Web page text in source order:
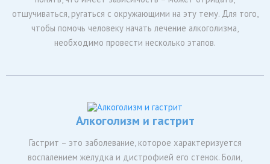
отшучиваться, ругаться с окружающими на эту тему. Для того,
чтобы помочь человеку начать лечение алкоголизма,
необходимо провести несколько этапов.
Алкоголизм и гастрит
Гастрит – это заболевание, которое характеризуется
воспалением желудка и дистрофией его стенок. Боли,